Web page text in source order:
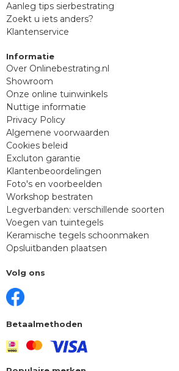
Aanleg tips sierbestrating
Zoekt u iets anders?
Klantenservice
Informatie
Over Onlinebestrating.nl
Showroom
Onze online tuinwinkels
Nuttige informatie
Privacy Policy
Algemene voorwaarden
Cookies beleid
Excluton garantie
Klantenbeoordelingen
Foto's en voorbeelden
Workshop bestraten
Legverbanden: verschillende soorten
Voegen van tuintegels
Keramische tegels schoonmaken
Opsluitbanden plaatsen
Volg ons
Betaalmethoden